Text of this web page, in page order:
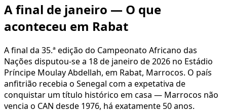
A final de janeiro — O que
aconteceu em Rabat
A final da 35.ª edição do Campeonato Africano das
Nações disputou-se a 18 de janeiro de 2026 no Estádio
Príncipe Moulay Abdellah, em Rabat, Marrocos. O país
anfitrião recebia o Senegal com a expetativa de
conquistar um título histórico em casa — Marrocos não
vencia o CAN desde 1976, há exatamente 50 anos.